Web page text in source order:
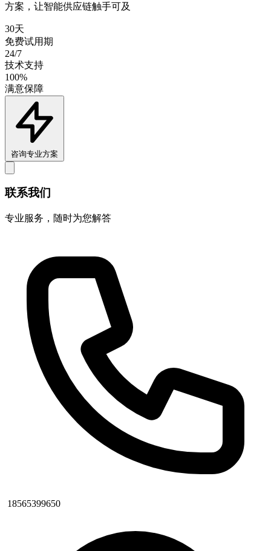
方案，让智能供应链触手可及
30天
免费试用期
24/7
技术支持
100%
满意保障
咨询专业方案
联系我们
专业服务，随时为您解答
18565399650